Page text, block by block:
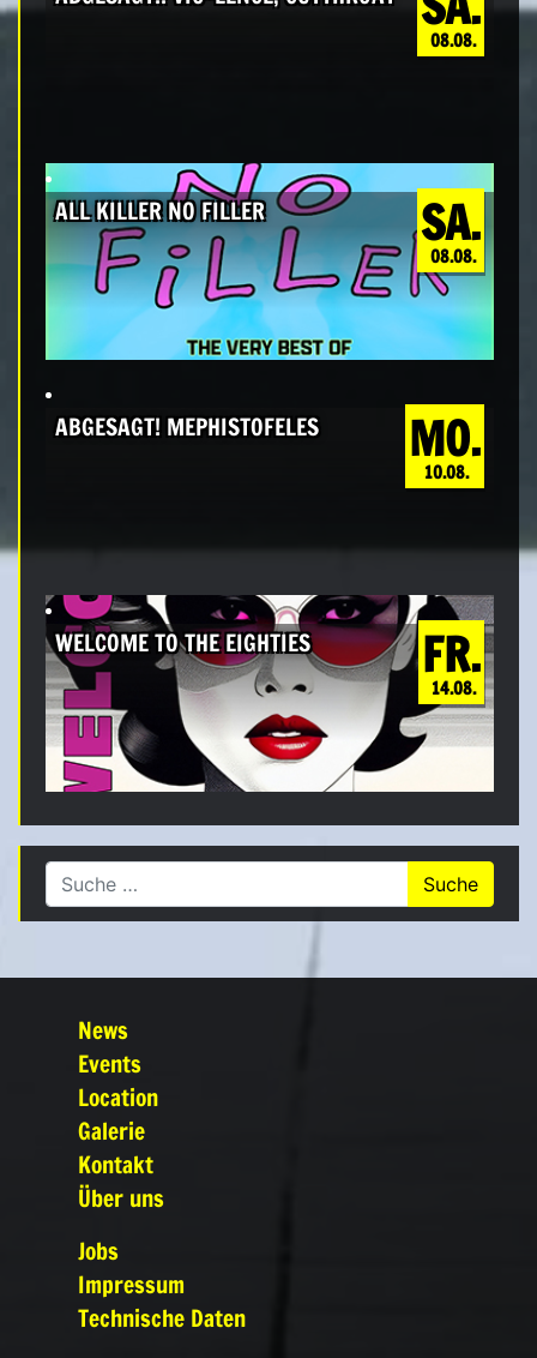
08.08.
SA.
08.08.
ALL KILLER NO FILLER
MO.
10.08.
ABGESAGT! MEPHISTOFELES
FR.
14.08.
WELCOME TO THE EIGHTIES
Suche nach:
News
Events
Location
Galerie
Kontakt
Über uns
Jobs
Impressum
Technische Daten